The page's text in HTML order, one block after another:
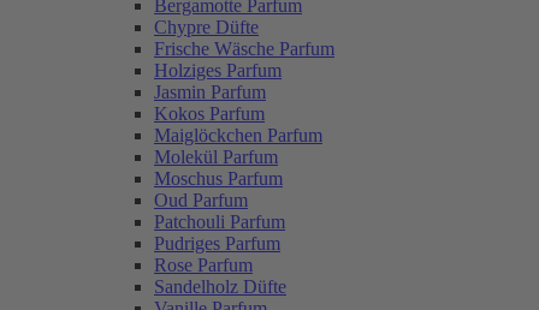
Bergamotte Parfum
Chypre Düfte
Frische Wäsche Parfum
Holziges Parfum
Jasmin Parfum
Kokos Parfum
Maiglöckchen Parfum
Molekül Parfum
Moschus Parfum
Oud Parfum
Patchouli Parfum
Pudriges Parfum
Rose Parfum
Sandelholz Düfte